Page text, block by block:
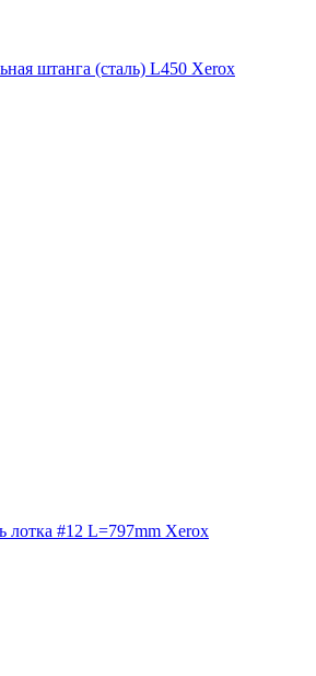
штанга (сталь) L450 Xerox
лотка #12 L=797mm Xerox